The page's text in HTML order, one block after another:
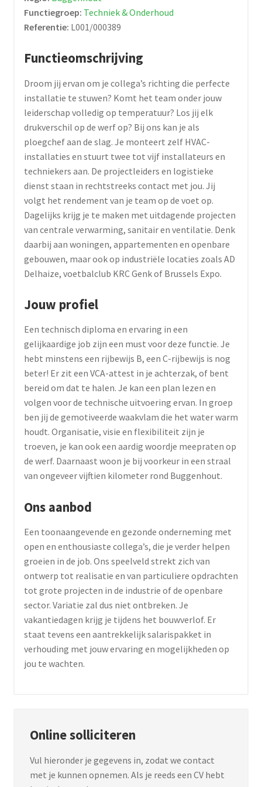
Functiegroep: Techniek & Onderhoud
Referentie: L001/000389
Functieomschrijving
Droom jij ervan om je collega’s richting die perfecte
installatie te stuwen? Komt het team onder jouw
leiderschap volledig op temperatuur? Los jij elk
drukverschil op de werf op? Bij ons kan je als
ploegchef aan de slag. Je monteert zelf HVAC-
installaties en stuurt twee tot vijf installateurs en
techniekers aan. De projectleiders en logistieke
dienst staan in rechtstreeks contact met jou. Jij
volgt het rendement van je team op de voet op.
Dagelijks krijg je te maken met uitdagende projecten
van centrale verwarming, sanitair en ventilatie. Denk
daarbij aan woningen, appartementen en openbare
gebouwen, maar ook op industriële locaties zoals AD
Delhaize, voetbalclub KRC Genk of Brussels Expo.
Jouw profiel
Een technisch diploma en ervaring in een
gelijkaardige job zijn een must voor deze functie. Je
hebt minstens een rijbewijs B, een C-rijbewijs is nog
beter! Er zit een VCA-attest in je achterzak, of bent
bereid om dat te halen. Je kan een plan lezen en
volgen voor de technische uitvoering ervan. In groep
ben jij de gemotiveerde waakvlam die het water warm
houdt. Organisatie, visie en flexibiliteit zijn je
troeven, je kan ook een aardig woordje meepraten op
de werf. Daarnaast woon je bij voorkeur in een straal
van ongeveer vijftien kilometer rond Buggenhout.
Ons aanbod
Een toonaangevende en gezonde onderneming met
open en enthousiaste collega’s, die je verder helpen
groeien in de job. Ons speelveld strekt zich van
ontwerp tot realisatie en van particuliere opdrachten
tot grote projecten in de industrie of de openbare
sector. Variatie zal dus niet ontbreken. Je
vakantiedagen krijg je tijdens het bouwverlof. Er
staat tevens een aantrekkelijk salarispakket in
verhouding met jouw ervaring en mogelijkheden op
jou te wachten.
Online solliciteren
Vul hieronder je gegevens in, zodat we contact
met je kunnen opnemen. Als je reeds een CV hebt